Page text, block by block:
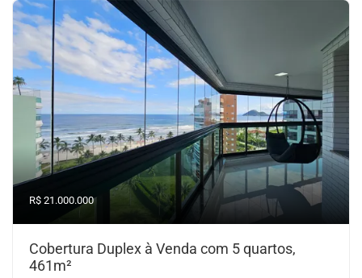
R$ 21.000.000
Cobertura Duplex à Venda com 5 quartos,
461m²